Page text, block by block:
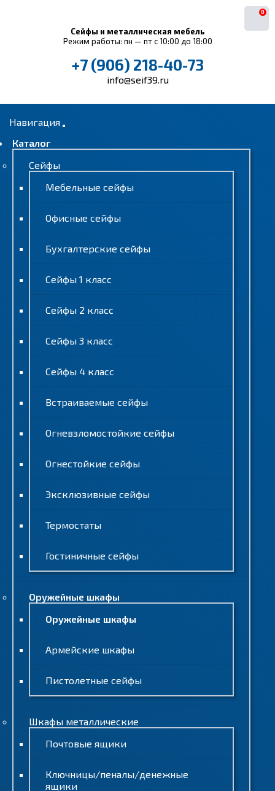
Сейфы и металлическая мебель
Режим работы: пн — пт с 10:00 до 18:00
0
+7 (906) 218-40-73
info@seif39.ru
Навигация
Каталог
Сейфы
Мебельные сейфы
Офисные сейфы
Бухгалтерские сейфы
Сейфы 1 класс
Сейфы 2 класс
Сейфы 3 класс
Сейфы 4 класс
Встраиваемые сейфы
Огневзломостойкие сейфы
Огнестойкие сейфы
Эксклюзивные сейфы
Термостаты
Гостиничные сейфы
Оружейные шкафы
Оружейные шкафы
Армейские шкафы
Пистолетные сейфы
Шкафы металлические
Почтовые ящики
Ключницы/пеналы/денежные
ящики